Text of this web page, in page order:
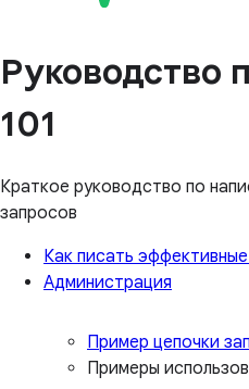
Руководство
101
Краткое руководство по
запросов
Как писать
Администрация
Пример цепочки
Примеры